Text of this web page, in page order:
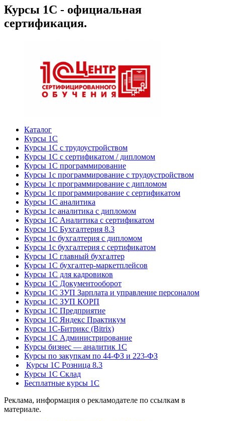
Курсы 1С - официальная
сертификация.
Каталог
Курсы 1С
Курсы 1С с трудоустройством
Курсы 1С с сертификатом / дипломом
Курсы 1С программирование
Курсы 1с программирование с трудоустройством
Курсы 1с программирование с дипломом
Курсы 1с программирование с сертификатом
Курсы 1С аналитика
Курсы 1с аналитика с дипломом
Курсы 1С Аналитика с сертификатом
Курсы 1С Бухгалтерия 8.3
Курсы 1с бухгалтерия с дипломом
Курсы 1с бухгалтерия с сертификатом
Курсы 1С главный бухгалтер
Курсы 1С бухгалтер-маркетплейсов
Курсы 1С для кадровиков
Курсы 1С Документооборот
Курсы 1С ЗУП Зарплата и управление персоналом
Курсы 1С ЗУП КОРП
Курсы 1С Предприятие
Курсы 1С Яндекс Практикум
Курсы 1С-Битрикс (Bitrix)
Курсы 1С Администрирование
Курсы бизнес — аналитик 1С
Курсы по закупкам по 44‑ФЗ и 223‑ФЗ
Курсы 1С Розница 8.3
Курсы 1С Склад
Бесплатные курсы 1С
Реклама, информация о рекламодателе по ссылкам в
материале.